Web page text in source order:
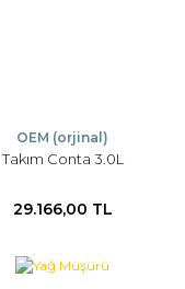
OEM (orjinal)
Takım Conta 3.0L
29.166,00 TL